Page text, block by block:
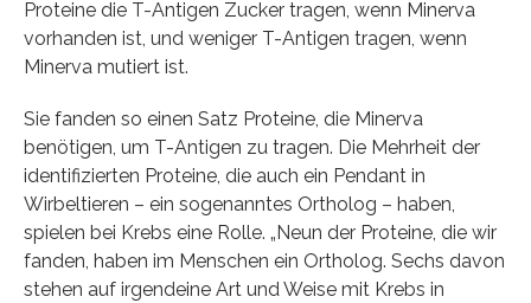
Proteine die T-Antigen Zucker tragen, wenn Minerva
vorhanden ist, und weniger T-Antigen tragen, wenn
Minerva mutiert ist.
Sie fanden so einen Satz Proteine, die Minerva
benötigen, um T-Antigen zu tragen. Die Mehrheit der
identifizierten Proteine, die auch ein Pendant in
Wirbeltieren – ein sogenanntes Ortholog – haben,
spielen bei Krebs eine Rolle. „Neun der Proteine, die wir
fanden, haben im Menschen ein Ortholog. Sechs davon
stehen auf irgendeine Art und Weise mit Krebs in